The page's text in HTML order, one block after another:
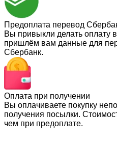
Предоплата перевод
Вы привыкли делать
пришлём вам данные для
Сбербанк.
Оплата при получении
Вы оплачиваете покупку
получения посылки.
чем при предоплате.